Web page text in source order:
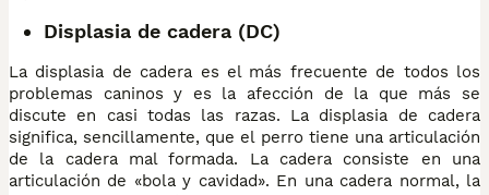
Displasia de cadera (DC)
La displasia de cadera es el más frecuente de todos los
problemas caninos y es la afección de la que más se
discute en casi todas las razas. La displasia de cadera
significa, sencillamente, que el perro tiene una articulación
de la cadera mal formada. La cadera consiste en una
articulación de «bola y cavidad». En una cadera normal, la